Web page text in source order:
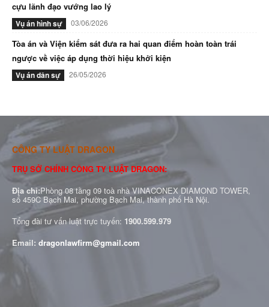
cựu lãnh đạo vướng lao lý
Vụ án hình sự 03/06/2026
Tòa án và Viện kiểm sát đưa ra hai quan điểm hoàn toàn trái
ngược về việc áp dụng thời hiệu khởi kiện
Vụ án dân sự 26/05/2026
CÔNG TY LUẬT DRAGON
TRỤ SỞ CHÍNH CÔNG TY LUẬT DRAGON:
Địa chỉ:Phòng 08 tầng 09 toà nhà VINACONEX DIAMOND TOWER,
số 459C Bạch Mai, phường Bạch Mai, thành phố Hà Nội.
Tổng đài tư vấn luật trực tuyến: 1900.599.979
Email: dragonlawfirm@gmail.com